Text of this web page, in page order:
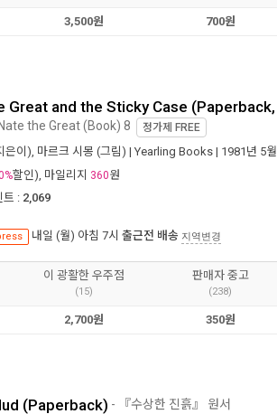
3,500원 700원
Great and the Sticky Case (Paperback,
Nate the Great (Book) 8 정가제 FREE
은이), 마르크 시몽 (그림) | Yearling Books | 1981년 5월
할인), 마일리지 360원
트 : 2,069
내일 (월) 아침 7시 출근전 배송 지역변경
이 광활한 우주점
(15)
판매자 중고
(238)
2,700원 350원
(Paperback) - 『수상한 진흙』 원서